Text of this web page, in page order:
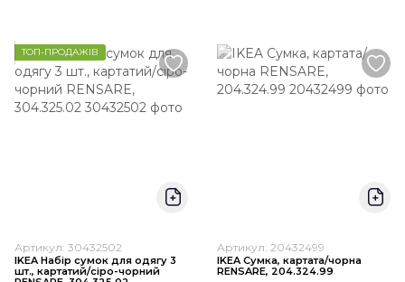
ТОП-ПРОДАЖІВ
Артикул: 30432502
IKEA Набір сумок для одягу 3
шт., картатий/сіро-чорний
Артикул: 20432499
IKEA Сумка, картата/чорна
RENSARE, 204.324.99